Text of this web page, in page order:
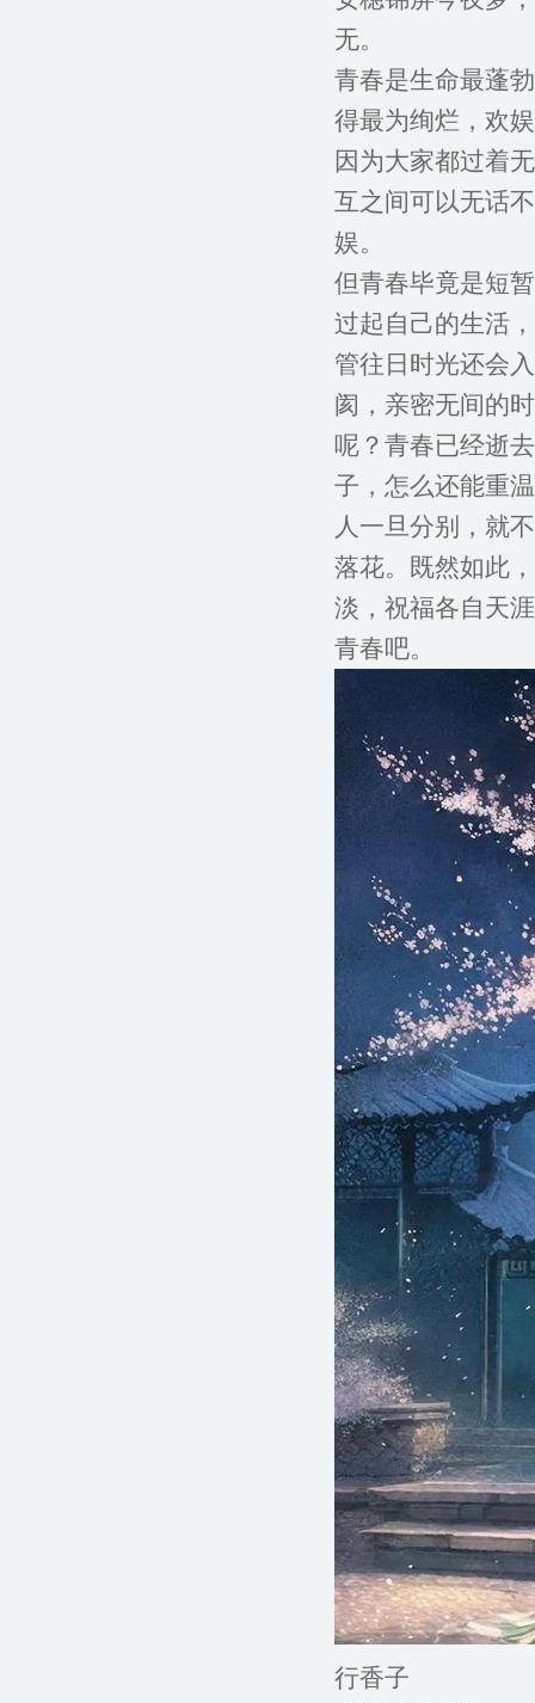
无。
青春是生命最蓬
得最为绚烂，欢
因为大家都过着
互之间可以无话
娱。
但青春毕竟是短
过起自己的生活
管往日时光还会
阂，亲密无间的
呢？青春已经逝
子，怎么还能重
人一旦分别，就
落花。既然如此
淡，祝福各自天
青春吧。
行香子